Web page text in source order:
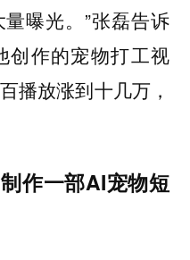
曝光。”张磊告诉
创作的宠物打工视
播放涨到十几万，
作一部AI宠物短